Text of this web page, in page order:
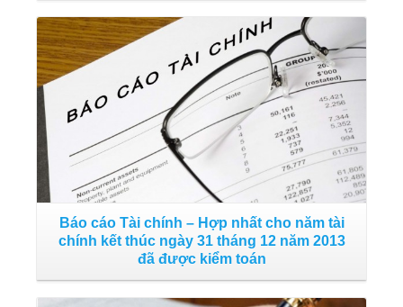
Báo cáo Tài chính – Hợp nhất cho năm tài
chính kết thúc ngày 31 tháng 12 năm 2013
đã được kiểm toán